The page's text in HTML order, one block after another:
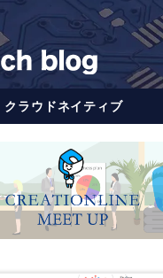
クラウドネイティブ